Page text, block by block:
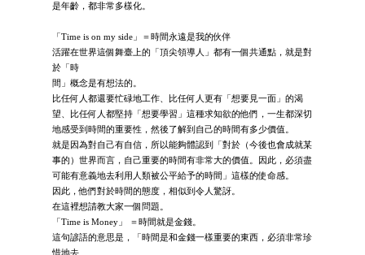
是年齡，都非常多樣化。
「Time is on my side」＝時間永遠是我的伙伴
活躍在世界這個舞臺上的「頂尖領導人」都有一個共通點，就是對
於「時
間」概念是有想法的。
比任何人都還要忙碌地工作、比任何人更有「想要見一面」的渴
望、比任何人都堅持「想要學習」這種求知欲的他們，一生都深切
地感受到時間的重要性，然後了解到自己的時間有多少價值。
就是因為對自己有自信，所以能夠體認到「對於（今後也會成就某
事的）世界而言，自己重要的時間有非常大的價值。因此，必須盡
可能有意義地去利用人類被公平給予的時間」這樣的使命感。
因此，他們對於時間的態度，相似到令人驚訝。
在這裡想請教大家一個問題。
「Time is Money」 ＝時間就是金錢。
這句諺語的意思是，「時間是和金錢一樣重要的東西，必須非常珍
惜地去